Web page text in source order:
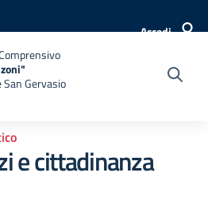
Accedi
San Gervasio
e cittadinanza